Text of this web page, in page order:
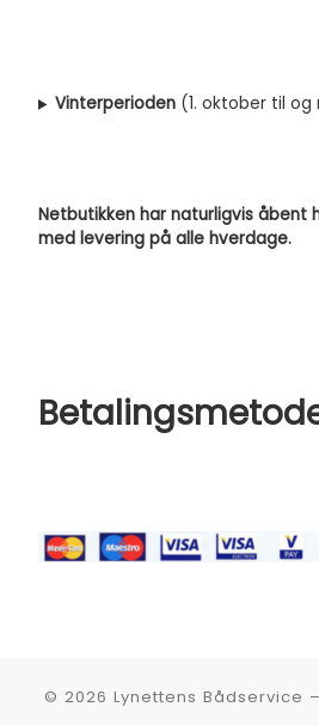
Vinterperioden (1. oktober til og
Netbutikken har naturligvis åbent
med levering på alle hverdage.
© 2026 Lynettens Bådservice –